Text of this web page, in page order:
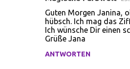
Guten Morgen Janina,
hübsch. Ich mag das
Ich wünsche Dir einen
Grüße Jana
ANTWORTEN